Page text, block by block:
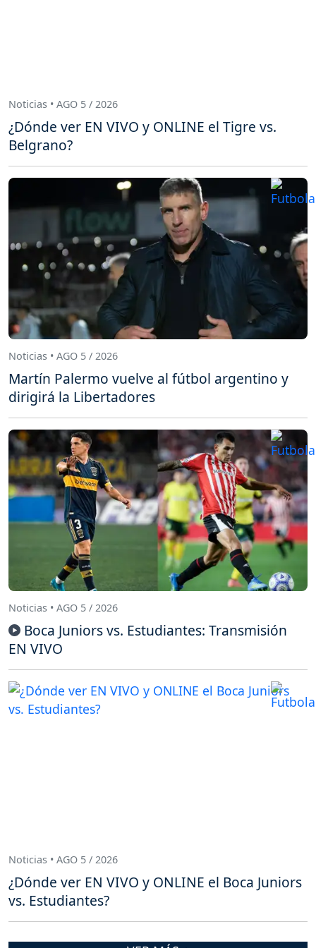
Noticias • AGO 5 / 2026
¿Dónde ver EN VIVO y ONLINE el Tigre vs.
Belgrano?
Noticias • AGO 5 / 2026
Martín Palermo vuelve al fútbol argentino y
dirigirá la Libertadores
Noticias • AGO 5 / 2026
Boca Juniors vs. Estudiantes: Transmisión
EN VIVO
Noticias • AGO 5 / 2026
¿Dónde ver EN VIVO y ONLINE el Boca Juniors
vs. Estudiantes?